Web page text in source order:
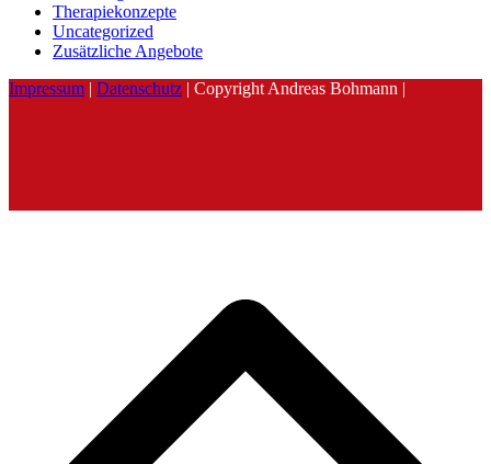
Therapiekonzepte
Uncategorized
Zusätzliche Angebote
Impressum | Datenschutz | Copyright Andreas Bohmann |